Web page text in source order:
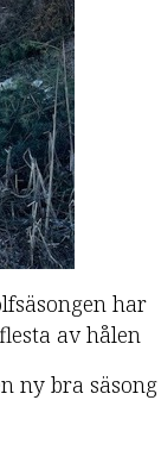
har
av hålen
ny bra säsong